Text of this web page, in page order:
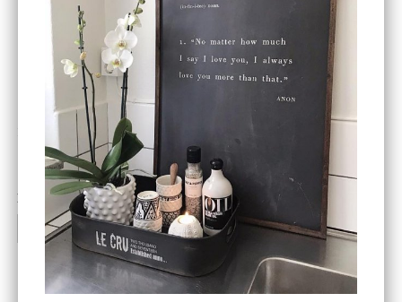
ENDAST 1 ST KVAR I LAGER
Cloudy kruka mini, vit
199 kr
INFO KÖP
Bordslampa Mushroom
vit, Utomhus
499 kr
INFO KÖP